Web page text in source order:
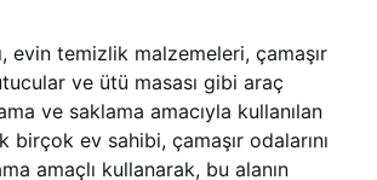
evin temizlik malzemeleri, çamaşır
ve ütü masası gibi araç
ve saklama amacıyla kullanılan
birçok ev sahibi, çamaşır odalarını
amaçlı kullanarak, bu alanın